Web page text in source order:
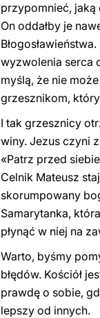
przypomnieć, jaką
On oddałby je
wyzwolenia serca
myślą, że nie
grzesznikom,
I tak grzesznicy
winy. Jezus czyni
«Patrz przed
Celnik Mateusz
skorumpowany
Samarytanka,
płynąć w niej na
Warto, byśmy
błędów. Kościół
prawdę o sobie,
lepszy od innych.